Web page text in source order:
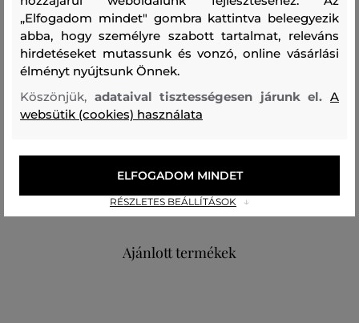
Összetétel
felső anyag
PAMUT
70 % 30 %
Ajánlott termékek
„Elfogadom mindet" gombra kattintva beleegyezik
abba, hogy személyre szabott tartalmat, releváns
hirdetéseket mutassunk és vonzó, online vásárlási
élményt nyújtsunk Önnek.
Köszönjük, adataival tisztességesen járunk el.A
websütik (cookies) használata
RÉSZLETES BEÁLLÍTÁSOK
ELFOGADOM MINDET